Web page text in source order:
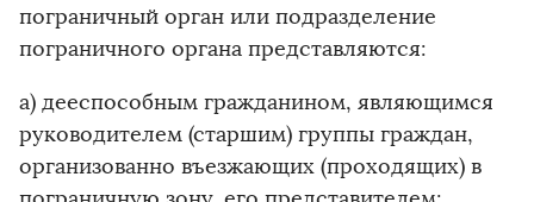
пограничный орган или подразделение
пограничного органа представляются:
а) дееспособным гражданином, являющимся
руководителем (старшим) группы граждан,
организованно въезжающих (проходящих) в